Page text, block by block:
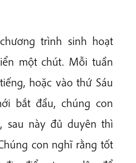
trình sinh hoạt
một chút. Mỗi tuần
hoặc vào thứ Sáu
bắt đầu, chúng con
sau này đủ duyên thì
con nghĩ rằng tốt